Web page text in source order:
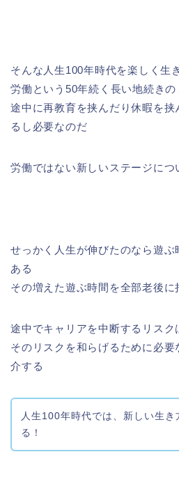
そんな人生100年時代を楽しく生
労働という50年続く長い地続きの
途中に再教育を挟んだり休暇を挟
るし必要なのだ
労働ではない新しいステージにつ
せっかく人生が伸びたのなら遊
ある
その増えた遊ぶ時間を全部老後に
途中でキャリアを中断するリスク
そのリスクを和らげるために必
介する
人生100年時代では、新しい生き
る！